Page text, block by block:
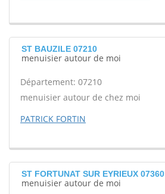
ST BAUZILE 07210
menuisier autour de moi
Département: 07210
menuisier autour de chez moi
PATRICK FORTIN
ST FORTUNAT SUR EYRIEUX 07360
menuisier autour de moi